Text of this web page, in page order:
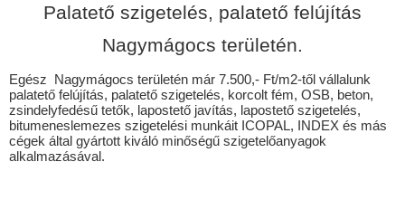
Csanádalberti
Csanádpalota
Csanytelek
Csengele
Csólyospálos
Palatető szigetelés, palatető felújítás
Nagymágocs területén.
Egész Nagymágocs területén már 7.500,- Ft/m2-től vállalunk
palatető felújítás, palatető szigetelés, korcolt fém, OSB, beton,
zsindelyfedésű tetők, lapostető javítás, lapostető szigetelés,
bitumeneslemezes szigetelési munkáit ICOPAL, INDEX és más
cégek által gyártott kiváló minőségű szigetelőanyagok
alkalmazásával.